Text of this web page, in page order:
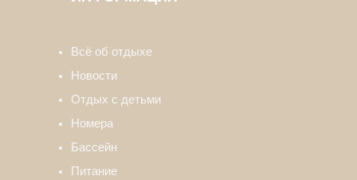
Всё об отдыхе
Новости
Отдых с детьми
Номера
Бассейн
Питание